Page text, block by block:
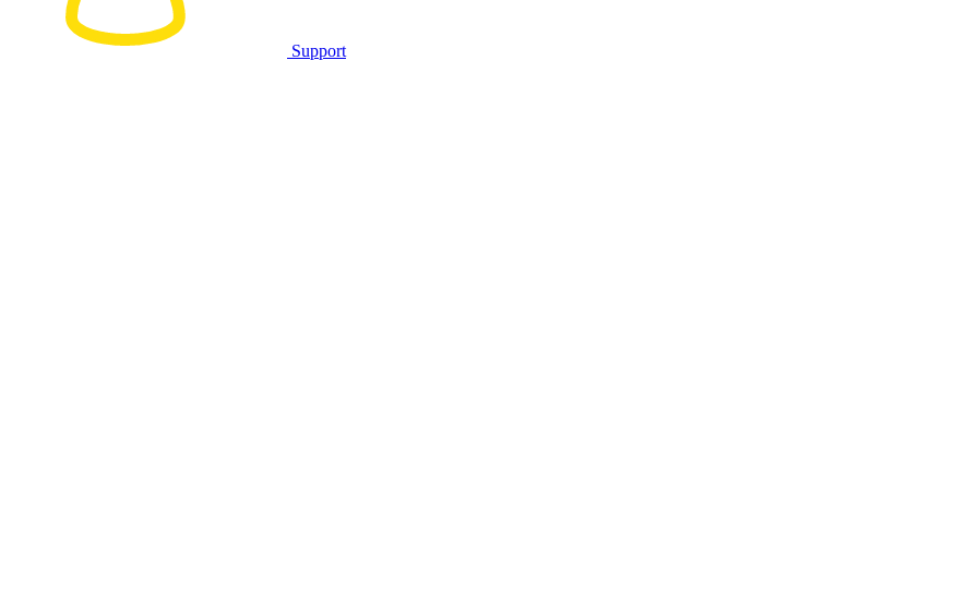
Support